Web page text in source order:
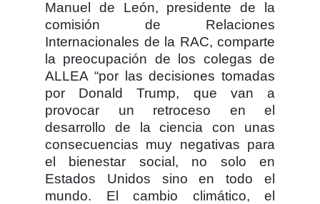
Manuel de León, presidente de la
comisión de Relaciones
Internacionales de la RAC, comparte
la preocupación de los colegas de
ALLEA “por las decisiones tomadas
por Donald Trump, que van a
provocar un retroceso en el
desarrollo de la ciencia con unas
consecuencias muy negativas para
el bienestar social, no solo en
Estados Unidos sino en todo el
mundo. El cambio climático, el